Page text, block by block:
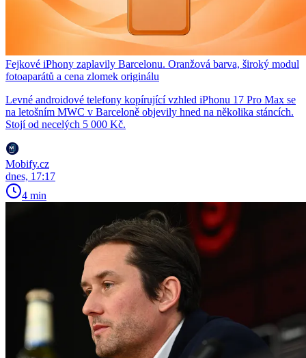
Fejkové iPhony zaplavily Barcelonu. Oranžová barva, široký modul
fotoaparátů a cena zlomek originálu
Levné androidové telefony kopírující vzhled iPhonu 17 Pro Max se
na letošním MWC v Barceloně objevily hned na několika stáncích.
Stojí od necelých 5 000 Kč.
Mobify.cz
dnes, 17:17
4 min